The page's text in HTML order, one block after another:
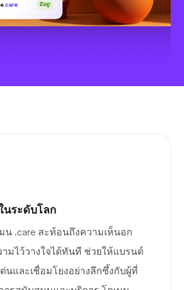
.care มีอยู่!
นระดับโลก
น .care สะท้อนถึงความเห็นอก
ามไว้วางใจได้ทันที ช่วยให้แบรนด์
นและเชื่อมโยงอย่างลึกซึ้งกับผู้ที่